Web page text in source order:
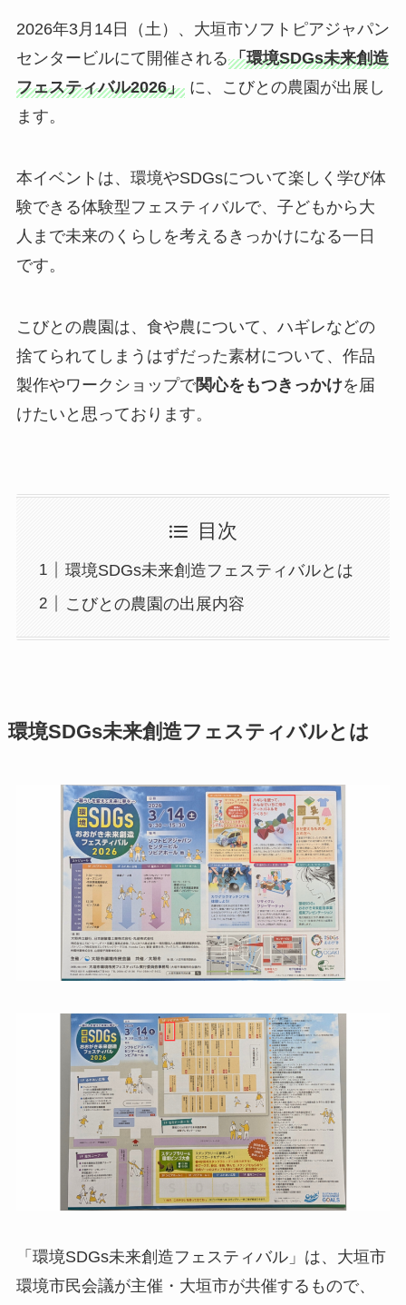
2026年3月14日（土）、大垣市ソフトピアジャパン
センタービルにて開催される「環境SDGs未来創造
フェスティバル2026」に、こびとの農園が出展し
ます。
本イベントは、環境やSDGsについて楽しく学び体
験できる体験型フェスティバルで、子どもから大
人まで未来のくらしを考えるきっかけになる一日
です。
こびとの農園は、食や農について、ハギレなどの
捨てられてしまうはずだった素材について、作品
製作やワークショップで関心をもつきっかけを届
けたいと思っております。
目次
環境SDGs未来創造フェスティバルとは
こびとの農園の出展内容
環境SDGs未来創造フェスティバルとは
「環境SDGs未来創造フェスティバル」は、大垣市
環境市民会議が主催・大垣市が共催するもので、